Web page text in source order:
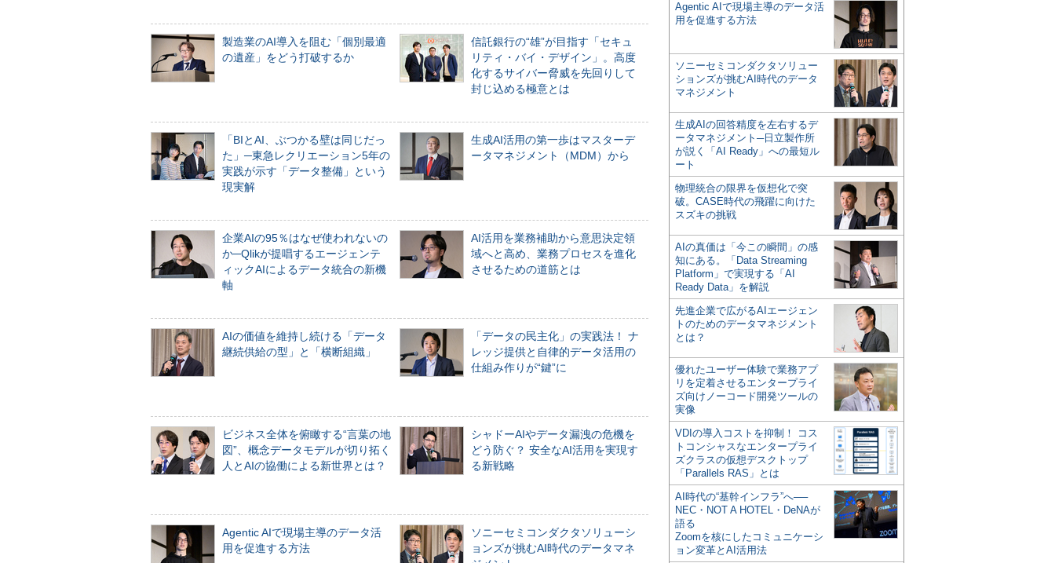
製造業のAI導入を阻む「個別最適
の遺産」をどう打破するか
信託銀行の“雄”が目指す「セキュ
リティ・バイ・デザイン」。高度
化するサイバー脅威を先回りして
封じ込める極意とは
「BIとAI、ぶつかる壁は同じだっ
た」─東急レクリエーション5年の
実践が示す「データ整備」という
現実解
生成AI活用の第一歩はマスターデ
ータマネジメント（MDM）から
企業AIの95％はなぜ使われないの
か─Qlikが提唱するエージェンテ
ィックAIによるデータ統合の新機
軸
AI活用を業務補助から意思決定領
域へと高め、業務プロセスを進化
させるための道筋とは
AIの価値を維持し続ける「データ
継続供給の型」と「横断組織」
「データの民主化」の実践法！ ナ
レッジ提供と自律的データ活用の
仕組み作りが“鍵”に
ビジネス全体を俯瞰する“言葉の地
図”、概念データモデルが切り拓く
人とAIの協働による新世界とは？
シャドーAIやデータ漏洩の危機を
どう防ぐ？ 安全なAI活用を実現す
る新戦略
Agentic AIで現場主導のデータ活
用を促進する方法
ソニーセミコンダクタソリューシ
ョンズが挑むAI時代のデータマネ
Agentic AIで現場主導のデータ活
用を促進する方法
ソニーセミコンダクタソリュー
ションズが挑むAI時代のデータ
マネジメント
生成AIの回答精度を左右するデ
ータマネジメント─日立製作所
が説く「AI Ready」への最短ル
ート
物理統合の限界を仮想化で突
破。CASE時代の飛躍に向けた
スズキの挑戦
AIの真価は「今この瞬間」の感
知にある。「Data Streaming
Platform」で実現する「AI
Ready Data」を解説
先進企業で広がるAIエージェン
トのためのデータマネジメント
とは？
優れたユーザー体験で業務アプ
リを定着させるエンタープライ
ズ向けノーコード開発ツールの
実像
VDIの導入コストを抑制！ コス
トコンシャスなエンタープライ
ズクラスの仮想デスクトップ
「Parallels RAS」とは
AI時代の“基幹インフラ”へ──
NEC・NOT A HOTEL・DeNAが
語る
Zoomを核にしたコミュニケーシ
ョン変革とAI活用法